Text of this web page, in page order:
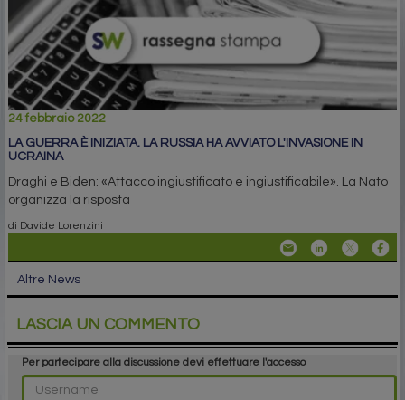
24 febbraio 2022
LA GUERRA È INIZIATA. LA RUSSIA HA AVVIATO L'INVASIONE IN
UCRAINA
Draghi e Biden: «Attacco ingiustificato e ingiustificabile». La Nato
organizza la risposta
di Davide Lorenzini
Altre News
LASCIA UN COMMENTO
Per partecipare alla discussione devi effettuare l'accesso